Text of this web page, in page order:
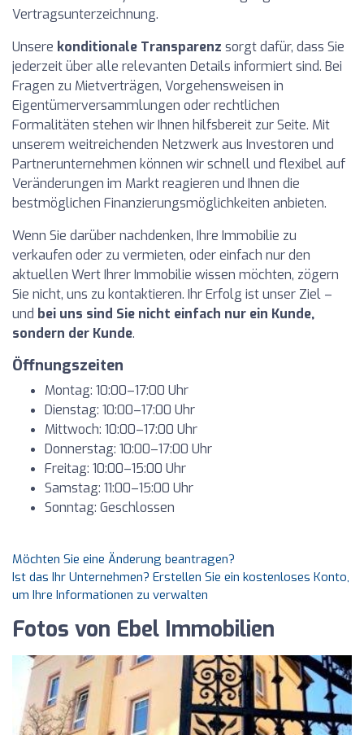
Vertragsunterzeichnung.
Unsere konditionale Transparenz sorgt dafür, dass Sie
jederzeit über alle relevanten Details informiert sind. Bei
Fragen zu Mietverträgen, Vorgehensweisen in
Eigentümerversammlungen oder rechtlichen
Formalitäten stehen wir Ihnen hilfsbereit zur Seite. Mit
unserem weitreichenden Netzwerk aus Investoren und
Partnerunternehmen können wir schnell und flexibel auf
Veränderungen im Markt reagieren und Ihnen die
bestmöglichen Finanzierungsmöglichkeiten anbieten.
Wenn Sie darüber nachdenken, Ihre Immobilie zu
verkaufen oder zu vermieten, oder einfach nur den
aktuellen Wert Ihrer Immobilie wissen möchten, zögern
Sie nicht, uns zu kontaktieren. Ihr Erfolg ist unser Ziel –
und bei uns sind Sie nicht einfach nur ein Kunde,
sondern der Kunde.
Öffnungszeiten
Montag: 10:00–17:00 Uhr
Dienstag: 10:00–17:00 Uhr
Mittwoch: 10:00–17:00 Uhr
Donnerstag: 10:00–17:00 Uhr
Freitag: 10:00–15:00 Uhr
Samstag: 11:00–15:00 Uhr
Sonntag: Geschlossen
Möchten Sie eine Änderung beantragen?
Ist das Ihr Unternehmen? Erstellen Sie ein kostenloses Konto,
um Ihre Informationen zu verwalten
Fotos von Ebel Immobilien